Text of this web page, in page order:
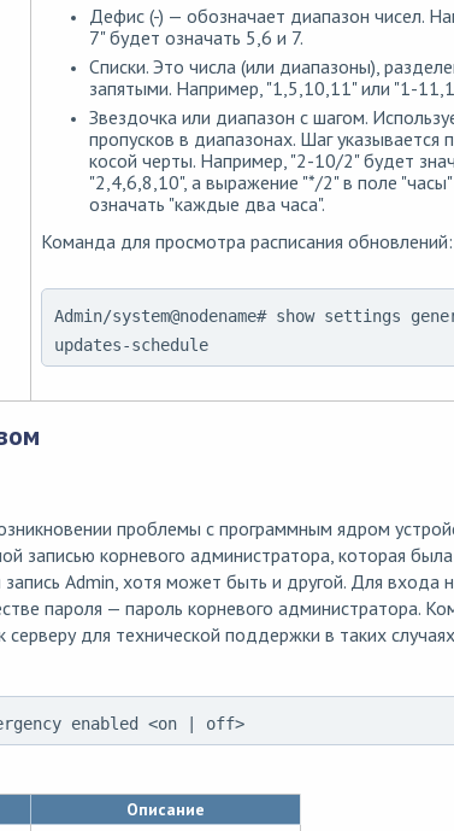
Дефис (-) — обозначает диапазон чисел.
7" будет означать 5,6 и 7.
Списки. Это числа (или диапазоны),
запятыми. Например, "1,5,10,11" или "1-
Звездочка или диапазон с шагом.
пропусков в диапазонах. Шаг указывается
косой черты. Например, "2-10/2" будет
"2,4,6,8,10", а выражение "*/2" в поле
означать "каждые два часа".
Команда для просмотра расписания обновлений:
Admin/system@nodename# show settings
updates-schedule
проблемы с программным ядром
записью корневого администратора, которая
Admin, хотя может быть и другой. Для входа
пароля — пароль корневого администратора.
для технической поддержки в таких
enabled <on | off>
Описание